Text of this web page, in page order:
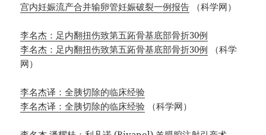
宫内妊娠流产合并输卵管妊娠破裂一例报告 （科学网）
李名杰：足内翻扭伤致第五跖骨基底部骨折30例
李名杰：足内翻扭伤致第五跖骨基底部骨折30例 （科学
网）
李名杰译：全胰切除的临床经验
李名杰译：全胰切除的临床经验 （科学网）